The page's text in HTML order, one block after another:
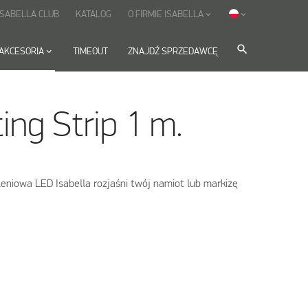
keyboard_arrow_down TIMEOUT ZNAJDŹ SPRZEDAWCĘ search
ISABELLA CLUB KATALOG O FIRMIE ISABELLAkeyboard_arrow_down keyboard_arrow_down
Strip 1 m.
LED Isabella rozjaśni twój namiot lub markizę